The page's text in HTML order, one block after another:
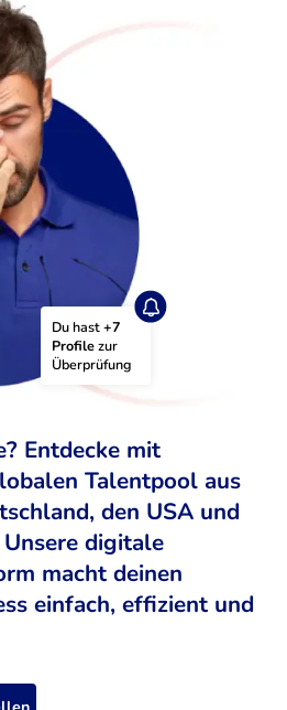
Du hast +7
Profile zur
Überprüfung
Entdecke mit
Talentpool aus
den USA und
digitale
macht deinen
einfach, effizient und